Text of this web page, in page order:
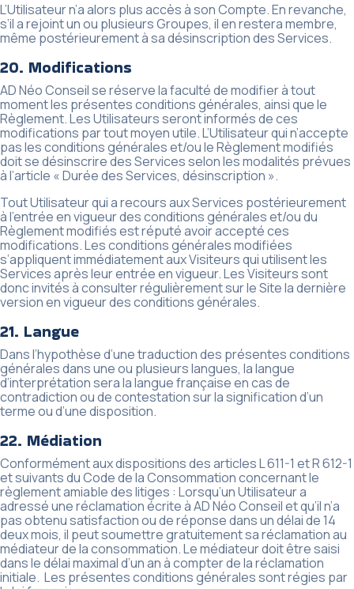
L’Utilisateur n’a alors plus accès à son Compte. En revanche,
s’il a rejoint un ou plusieurs Groupes, il en restera membre,
même postérieurement à sa désinscription des Services.
20. Modifications
AD Néo Conseil se réserve la faculté de modifier à tout
moment les présentes conditions générales, ainsi que le
Règlement. Les Utilisateurs seront informés de ces
modifications par tout moyen utile. L’Utilisateur qui n’accepte
pas les conditions générales et/ou le Règlement modifiés
doit se désinscrire des Services selon les modalités prévues
à l’article « Durée des Services, désinscription ».
Tout Utilisateur qui a recours aux Services postérieurement
à l’entrée en vigueur des conditions générales et/ou du
Règlement modifiés est réputé avoir accepté ces
modifications. Les conditions générales modifiées
s’appliquent immédiatement aux Visiteurs qui utilisent les
Services après leur entrée en vigueur. Les Visiteurs sont
donc invités à consulter régulièrement sur le Site la dernière
version en vigueur des conditions générales.
21. Langue
Dans l’hypothèse d’une traduction des présentes conditions
générales dans une ou plusieurs langues, la langue
d’interprétation sera la langue française en cas de
contradiction ou de contestation sur la signification d’un
terme ou d’une disposition.
22. Médiation
Conformément aux dispositions des articles L 611-1 et R 612-1
et suivants du Code de la Consommation concernant le
règlement amiable des litiges : Lorsqu’un Utilisateur a
adressé une réclamation écrite à AD Néo Conseil et qu’il n’a
pas obtenu satisfaction ou de réponse dans un délai de 14
deux mois, il peut soumettre gratuitement sa réclamation au
médiateur de la consommation. Le médiateur doit être saisi
dans le délai maximal d’un an à compter de la réclamation
initiale. Les présentes conditions générales sont régies par